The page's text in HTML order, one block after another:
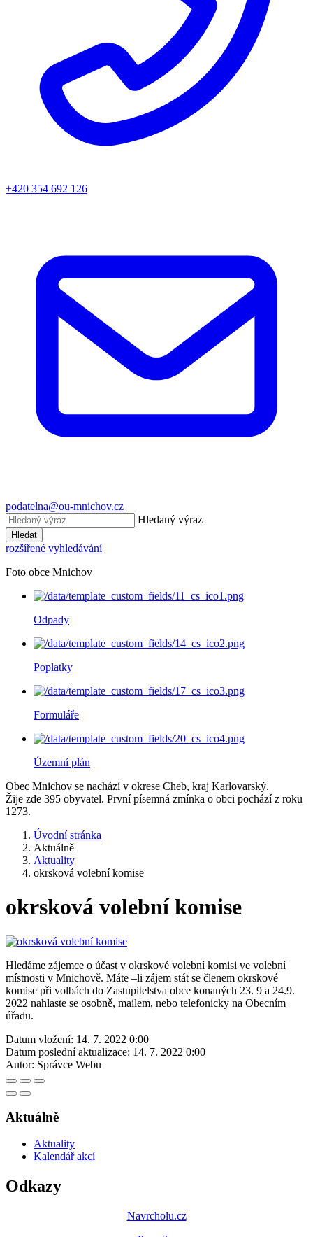
+420 354 692 126
podatelna@ou-mnichov.cz
Hledaný výraz
Hledat
rozšířené vyhledávání
Foto obce Mnichov
Odpady
Poplatky
Formuláře
Územní plán
Obec Mnichov se nachází v okrese Cheb, kraj Karlovarský.
Žije zde 395 obyvatel. První písemná zmínka o obci pochází z roku
1273.
Úvodní stránka
Aktuálně
Aktuality
okrsková volební komise
okrsková volební komise
Hledáme zájemce o účast v okrskové volební komisi ve volební
místnosti v Mnichově. Máte –li zájem stát se členem okrskové
komise při volbách do Zastupitelstva obce konaných 23. 9 a 24.9.
2022 nahlaste se osobně, mailem, nebo telefonicky na Obecním
úřadu.
Datum vložení: 14. 7. 2022 0:00
Datum poslední aktualizace: 14. 7. 2022 0:00
Autor: Správce Webu
Aktuálně
Aktuality
Kalendář akcí
Odkazy
Navrcholu.cz